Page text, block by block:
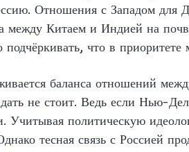
Отношения с Западом
между Китаем и Индией на
что в
баланса отношений
не стоит. Ведь если Нью-
Учитывая политическую
тесная связь с Россией